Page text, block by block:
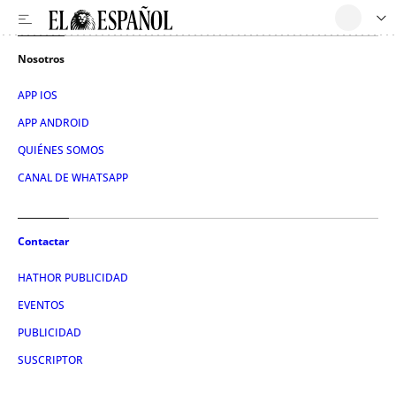
Nosotros
APP IOS
APP ANDROID
QUIÉNES SOMOS
CANAL DE WHATSAPP
Contactar
HATHOR PUBLICIDAD
EVENTOS
PUBLICIDAD
SUSCRIPTOR